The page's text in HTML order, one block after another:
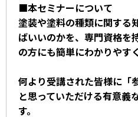
■本セミナーについて
塗装や塗料の種類に関する
ばいいのかを、専門資格を
の方にも簡単にわかりやす
何より受講された皆様に「
と思っていただける有意義
す。